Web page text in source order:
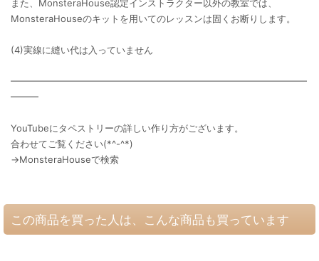
また、MonsteraHouse認定インストラクター以外の教室では、
MonsteraHouseのキットを用いてのレッスンは固くお断りします。
(4)実線に縫い代は入っていません
━━━━━━━━━━━━━━━━━━━━━━━━━━━━━━━━
━━━
YouTubeにタペストリーの詳しい作り方がございます。
合わせてご覧ください(*^-^*)
→MonsteraHouseで検索
この商品を買った人は、こんな商品も買っています